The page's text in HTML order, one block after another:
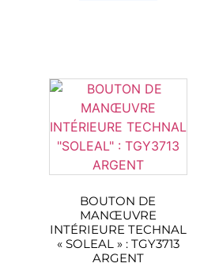
BOUTON DE
MANŒUVRE
INTÉRIEURE TECHNAL
« SOLEAL » : TGY3713
ARGENT